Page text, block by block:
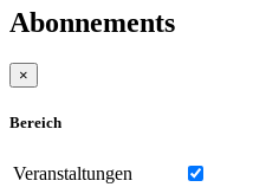
Abonnements
×
Bereich
Veranstaltungen